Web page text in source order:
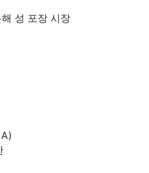
성 포장 시장